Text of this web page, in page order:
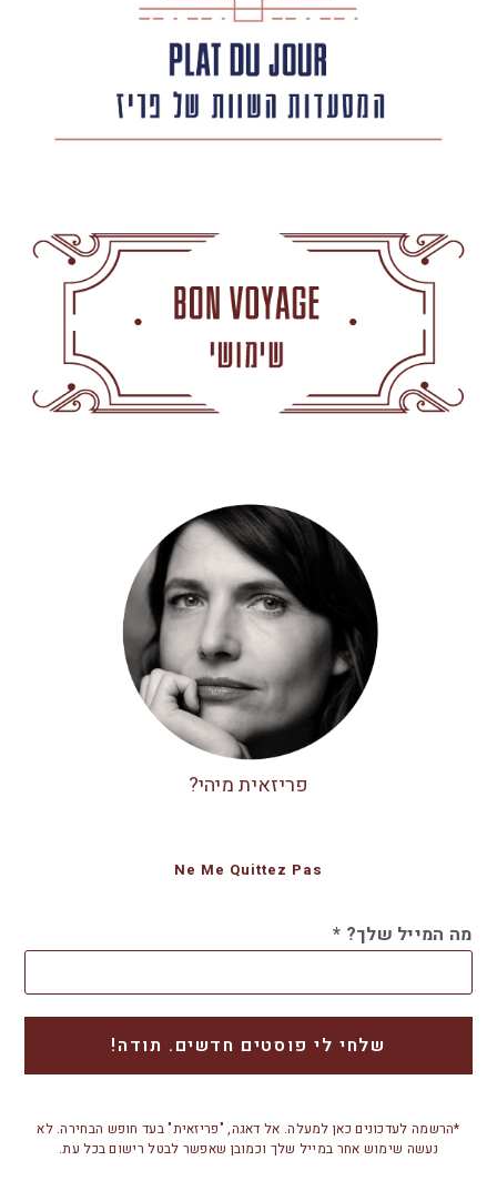
פריזאית מיהי?
Ne Me Quittez Pas
מה המייל שלך? *
*הרשמה לעדכונים כאן למעלה. אל דאגה, "פריזאית" בעד חופש הבחירה. לא
נעשה שימוש אחר במייל שלך וכמובן שאפשר לבטל רישום בכל עת.